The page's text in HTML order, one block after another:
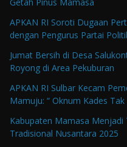
Getah Pinus Mamasa
APKAN RI Soroti Dugaan
dengan Pengurus Partai
Jumat Bersih di Desa
Royong di Area Pekuburan
APKAN RI Sulbar Kecam
Mamuju: “ Oknum Kades Tak
Kabupaten Mamasa
Tradisional Nusantara 2025